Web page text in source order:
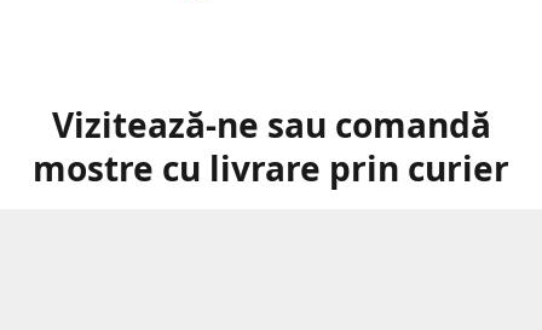
Vizitează-ne sau comandă
mostre cu livrare prin curier